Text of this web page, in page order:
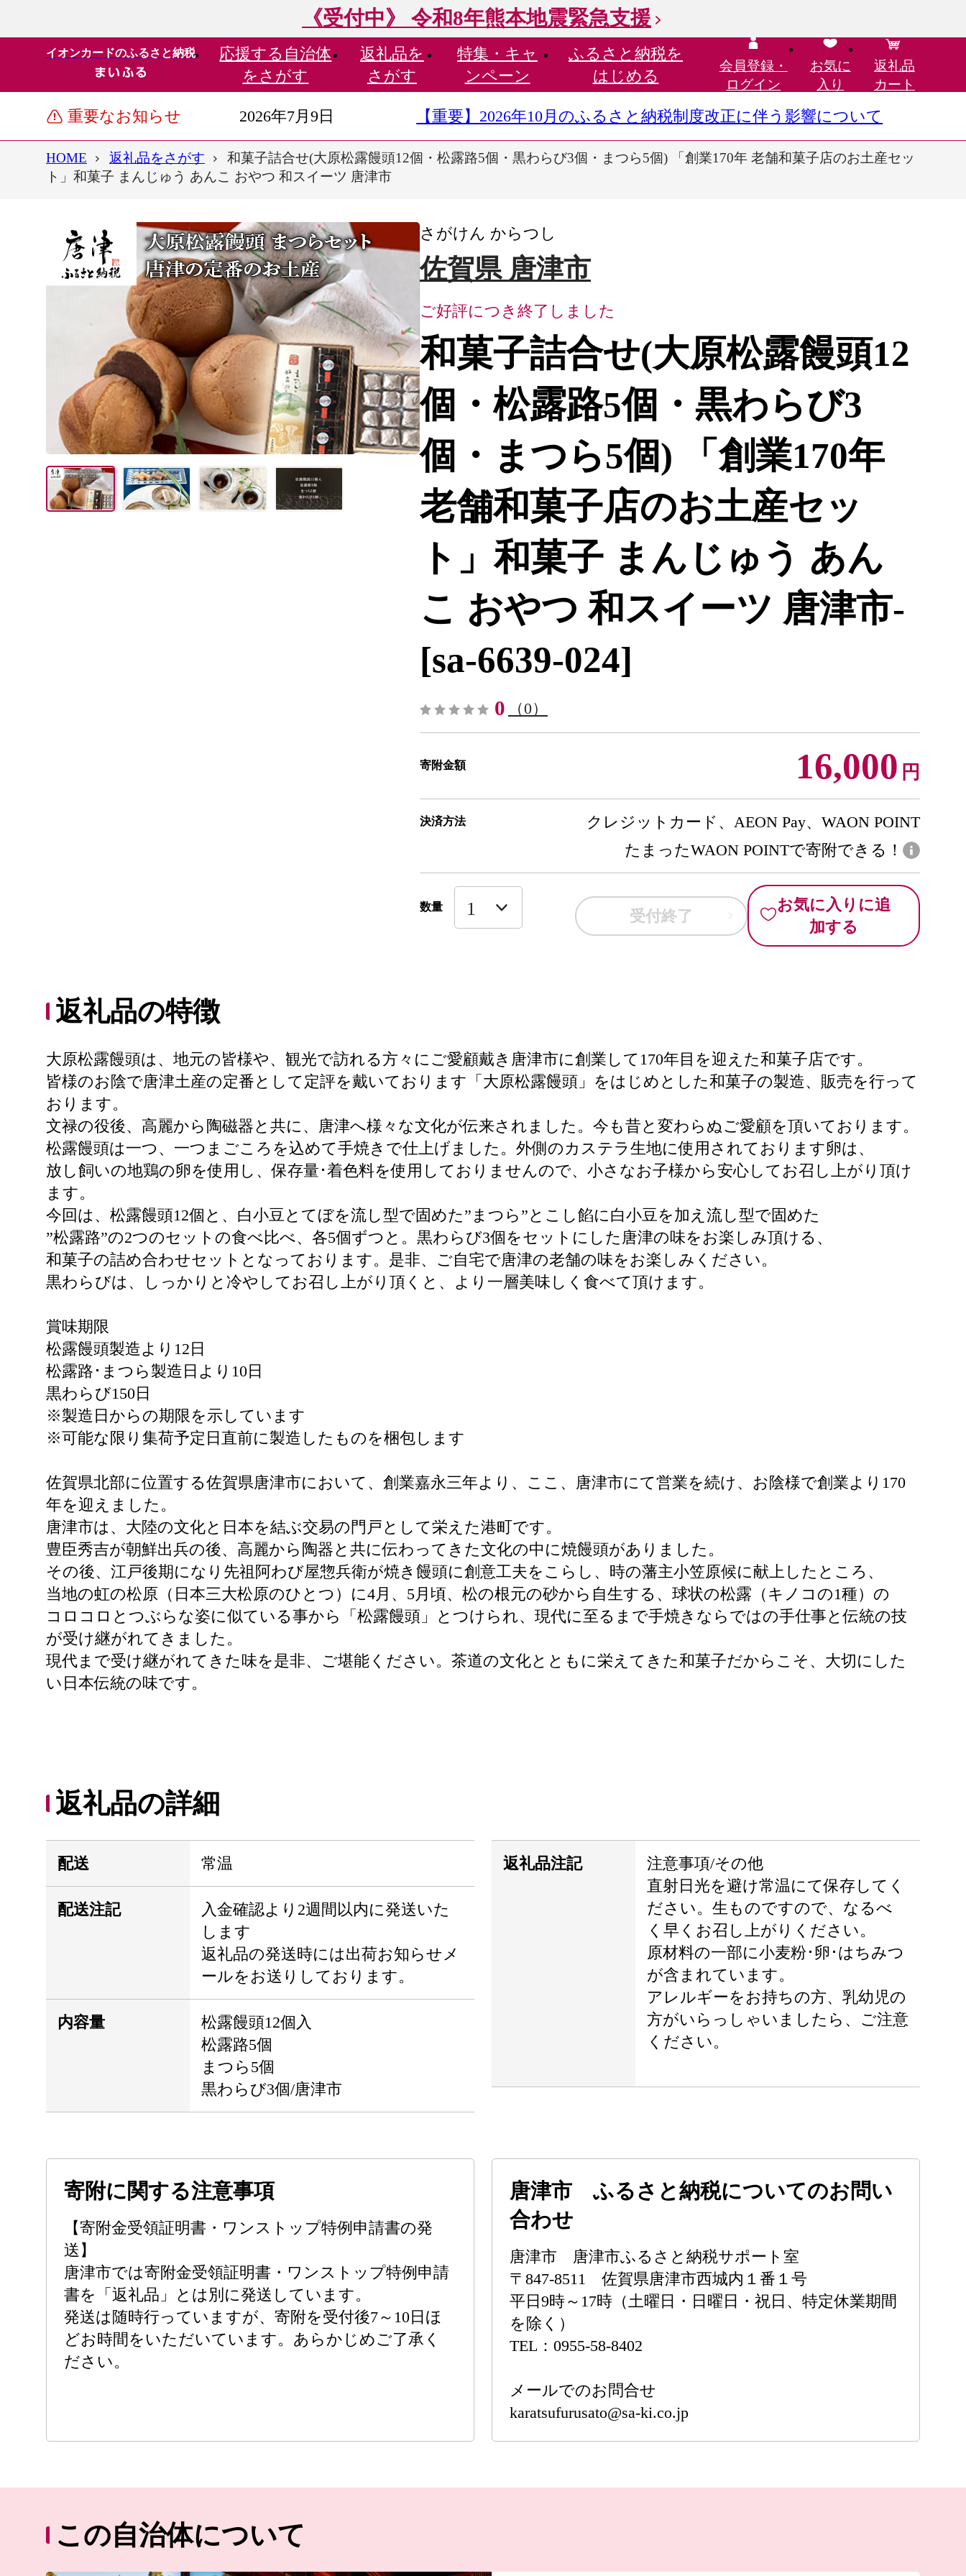
《受付中》 令和8年熊本地震緊急支援
イオンカードのふるさと納税 応援する 自治体
をさがす
返礼品を
さがす
特集・ キャ
ンペーン
ふるさと納税を
はじめる
会員登録・
ログイン
お気に
入り
返礼品
カート
重要なお知らせ 2026年7月9日 【重要】2026年10月のふるさと納税制度改正に伴う影響について
HOME 返礼品をさがす
和菓子詰合せ(大原松露饅頭12個・松露路5個・黒わらび3個・まつら5個) 「創業170年 老舗和菓子店のお土産セッ
ト」和菓子 まんじゅう あんこ おやつ 和スイーツ 唐津市
さがけん からつし
佐賀県 唐津市
ご好評につき終了しました
和菓子詰合せ(大原松露饅頭12
個・松露路5個・黒わらび3
個・まつら5個) 「創業170年
老舗和菓子店のお土産セッ
ト」和菓子 まんじゅう あん
こ おやつ 和スイーツ 唐津市-
[sa-6639-024]
0 （0）
寄附金額 16,000 円
決済方法
クレジットカード、AEON Pay、WAON POINT
たまったWAON POINTで寄附できる！
数量 受付終了
お気に入りに追
加する
返礼品の特徴
大原松露饅頭は、地元の皆様や、観光で訪れる方々にご愛顧戴き唐津市に創業して170年目を迎えた和菓子店です。
皆様のお陰で唐津土産の定番として定評を戴いております「大原松露饅頭」をはじめとした和菓子の製造、販売を行って
おります。
文禄の役後、高麗から陶磁器と共に、唐津へ様々な文化が伝来されました。今も昔と変わらぬご愛顧を頂いております。
松露饅頭は一つ、一つまごころを込めて手焼きで仕上げました。外側のカステラ生地に使用されております卵は、
放し飼いの地鶏の卵を使用し、保存量･着色料を使用しておりませんので、小さなお子様から安心してお召し上がり頂け
ます。
今回は、松露饅頭12個と、白小豆とてぼを流し型で固めた”まつら”とこし餡に白小豆を加え流し型で固めた
”松露路”の2つのセットの食べ比べ、各5個ずつと。黒わらび3個をセットにした唐津の味をお楽しみ頂ける、
和菓子の詰め合わせセットとなっております。是非、ご自宅で唐津の老舗の味をお楽しみください。
黒わらびは、しっかりと冷やしてお召し上がり頂くと、より一層美味しく食べて頂けます。
賞味期限
松露饅頭製造より12日
松露路･まつら製造日より10日
黒わらび150日
※製造日からの期限を示しています
※可能な限り集荷予定日直前に製造したものを梱包します
佐賀県北部に位置する佐賀県唐津市において、創業嘉永三年より、ここ、唐津市にて営業を続け、お陰様で創業より170
年を迎えました。
唐津市は、大陸の文化と日本を結ぶ交易の門戸として栄えた港町です。
豊臣秀吉が朝鮮出兵の後、高麗から陶器と共に伝わってきた文化の中に焼饅頭がありました。
その後、江戸後期になり先祖阿わび屋惣兵衛が焼き饅頭に創意工夫をこらし、時の藩主小笠原候に献上したところ、
当地の虹の松原（日本三大松原のひとつ）に4月、5月頃、松の根元の砂から自生する、球状の松露（キノコの1種）の
コロコロとつぶらな姿に似ている事から「松露饅頭」とつけられ、現代に至るまで手焼きならではの手仕事と伝統の技
が受け継がれてきました。
現代まで受け継がれてきた味を是非、ご堪能ください。茶道の文化とともに栄えてきた和菓子だからこそ、大切にした
い日本伝統の味です。
返礼品の詳細
配送 常温
配送注記
入金確認より2週間以内に発送いた
します
返礼品の発送時には出荷お知らせメ
ールをお送りしております。
内容量
松露饅頭12個入
松露路5個
まつら5個
黒わらび3個/唐津市
返礼品注記
注意事項/その他
直射日光を避け常温にて保存してく
ださい。生ものですので、なるべ
く早くお召し上がりください。
原材料の一部に小麦粉･卵･はちみつ
が含まれています。
アレルギーをお持ちの方、乳幼児の
方がいらっしゃいましたら、ご注意
ください。
寄附に関する注意事項
【寄附金受領証明書・ワンストップ特例申請書の発
送】
唐津市では寄附金受領証明書・ワンストップ特例申請
書を「返礼品」とは別に発送しています。
発送は随時行っていますが、寄附を受付後7～10日ほ
どお時間をいただいています。あらかじめご了承く
ださい。
唐津市 ふるさと納税についてのお問い
合わせ
唐津市 唐津市ふるさと納税サポート室
〒847-8511 佐賀県唐津市西城内１番１号
平日9時～17時（土曜日・日曜日・祝日、特定休業期間
を除く）
TEL：0955-58-8402
メールでのお問合せ
karatsufurusato@sa-ki.co.jp
この自治体について